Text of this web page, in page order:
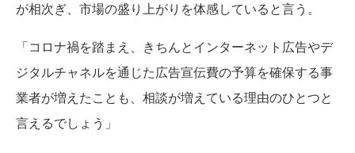
が相次ぎ、市場の盛り上がりを体感していると言う。
「コロナ禍を踏まえ、きちんとインターネット広告やデ
ジタルチャネルを通じた広告宣伝費の予算を確保する事
業者が増えたことも、相談が増えている理由のひとつと
言えるでしょう」